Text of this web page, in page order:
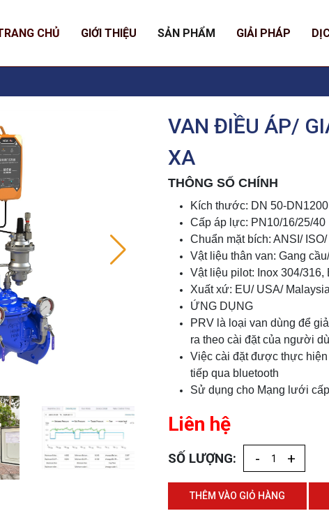
CHỦ GIỚI THIỆU SẢN PHẨM GIẢI PHÁP
VAN ĐIỀU ÁP/
XA
THÔNG SỐ CHÍNH
Kích thước: DN 50-DN1200
Cấp áp lực: PN10/16/25/40
Chuẩn mặt bích: ANSI/
Vật liệu thân van: Gang
Vật liệu pilot: Inox 304/316,
Xuất xứ: EU/ USA/ Malaysia
ỨNG DỤNG
PRV là loại van dùng để
ra theo cài đặt của người
Việc cài đặt được thực
tiếp qua bluetooth
Sử dụng cho Mạng lưới
Liên hệ
SỐ LƯỢNG: - +
THÊM VÀO GIỎ HÀNG